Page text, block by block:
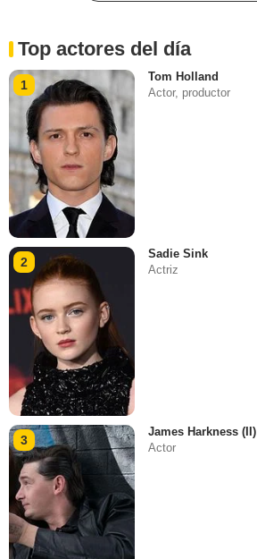
Top actores del día
1
Tom Holland
Actor, productor
2
Sadie Sink
Actriz
3
James Harkness (II)
Actor